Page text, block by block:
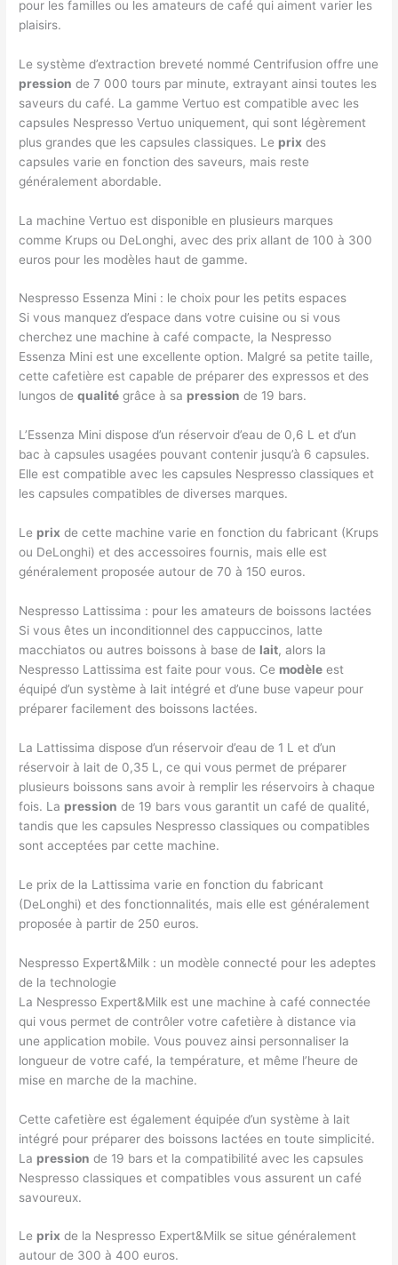
pour les familles ou les amateurs de café qui aiment varier les
plaisirs.
Le système d’extraction breveté nommé Centrifusion offre une
pression de 7 000 tours par minute, extrayant ainsi toutes les
saveurs du café. La gamme Vertuo est compatible avec les
capsules Nespresso Vertuo uniquement, qui sont légèrement
plus grandes que les capsules classiques. Le prix des
capsules varie en fonction des saveurs, mais reste
généralement abordable.
La machine Vertuo est disponible en plusieurs marques
comme Krups ou DeLonghi, avec des prix allant de 100 à 300
euros pour les modèles haut de gamme.
Nespresso Essenza Mini : le choix pour les petits espaces
Si vous manquez d’espace dans votre cuisine ou si vous
cherchez une machine à café compacte, la Nespresso
Essenza Mini est une excellente option. Malgré sa petite taille,
cette cafetière est capable de préparer des expressos et des
lungos dequalité grâce à sa pression de 19 bars.
L’Essenza Mini dispose d’un réservoir d’eau de 0,6 L et d’un
bac à capsules usagées pouvant contenir jusqu’à 6 capsules.
Elle est compatible avec les capsules Nespresso classiques et
les capsules compatibles de diverses marques.
Le prix de cette machine varie en fonction du fabricant (Krups
ou DeLonghi) et des accessoires fournis, mais elle est
généralement proposée autour de 70 à 150 euros.
Nespresso Lattissima : pour les amateurs de boissons lactées
Si vous êtes un inconditionnel des cappuccinos, latte
macchiatos ou autres boissons à base de lait, alors la
Nespresso Lattissima est faite pour vous. Ce modèle est
équipé d’un système à lait intégré et d’une buse vapeur pour
préparer facilement des boissons lactées.
La Lattissima dispose d’un réservoir d’eau de 1 L et d’un
réservoir à lait de 0,35 L, ce qui vous permet de préparer
plusieurs boissons sans avoir à remplir les réservoirs à chaque
fois. La pression de 19 bars vous garantit un café de qualité,
tandis que les capsules Nespresso classiques ou compatibles
sont acceptées par cette machine.
Le prix de la Lattissima varie en fonction du fabricant
(DeLonghi) et des fonctionnalités, mais elle est généralement
proposée à partir de 250 euros.
Nespresso Expert&Milk : un modèle connecté pour les adeptes
de la technologie
La Nespresso Expert&Milk est une machine à café connectée
qui vous permet de contrôler votre cafetière à distance via
une application mobile. Vous pouvez ainsi personnaliser la
longueur de votre café, la température, et même l’heure de
mise en marche de la machine.
Cette cafetière est également équipée d’un système à lait
intégré pour préparer des boissons lactées en toute simplicité.
La pression de 19 bars et la compatibilité avec les capsules
Nespresso classiques et compatibles vous assurent un café
savoureux.
Le prix de la Nespresso Expert&Milk se situe généralement
autour de 300 à 400 euros.